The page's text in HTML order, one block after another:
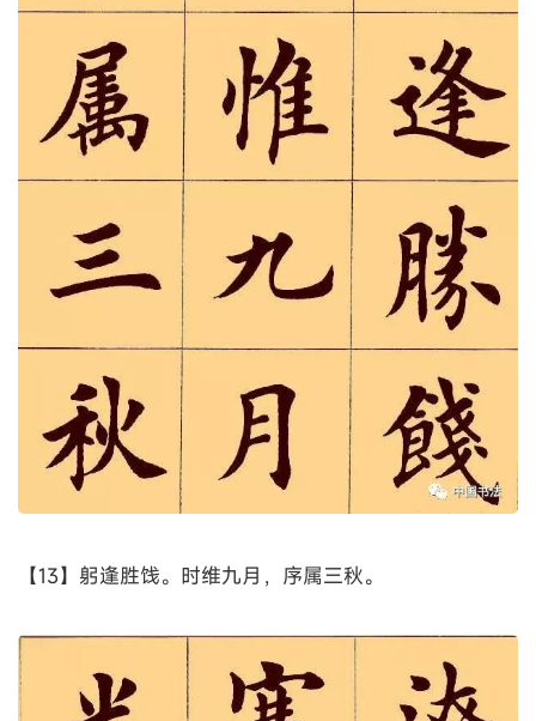
【12】家君作宰，路出名区；童子何知，